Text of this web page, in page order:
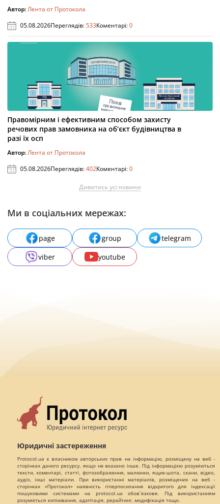
Автор:Лента от Протокола
05.08.2026Переглядів:533Коментарі:0
Правомірним і ефективним способом захисту
речових прав замовника на об’єкт будівництва в
разі їх осп
Автор:Лента от Протокола
05.08.2026Переглядів:402Коментарі:0
Дивитись усі новини
Ми в соціальних мережах:
page group
telegram
viber
youtube
Юридичні застереження
Protocol.ua є власником авторських прав на інформацію, розміщену на веб -
сторінках даного ресурсу, якщо не вказано інше. Під інформацією розуміються
тексти, коментарі, статті, фотозображення, малюнки, ящик-шота, скани, відео,
аудіо, інші матеріали. При використанні матеріалів, розміщених на веб -
сторінках «Протокол» наявність гіперпосилання відкритого для індексації
пошуковими системами на protocol.ua обов`язкове. Під використанням
розуміється копіювання, адаптація, рерайтинг, модифікація тощо.